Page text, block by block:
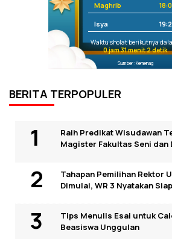
Maghrib
Isya
Waktu sholat berikutnya
0 jam 31 menit 2 detik
Sumber: Kemenag
BERITA TERPOPULER
Raih Predikat Wisudawan
Magister Fakultas Seni dan
Tahapan Pemilihan Rektor
Dimulai, WR 3 Nyatakan
Tips Menulis Esai untuk
Beasiswa Unggulan